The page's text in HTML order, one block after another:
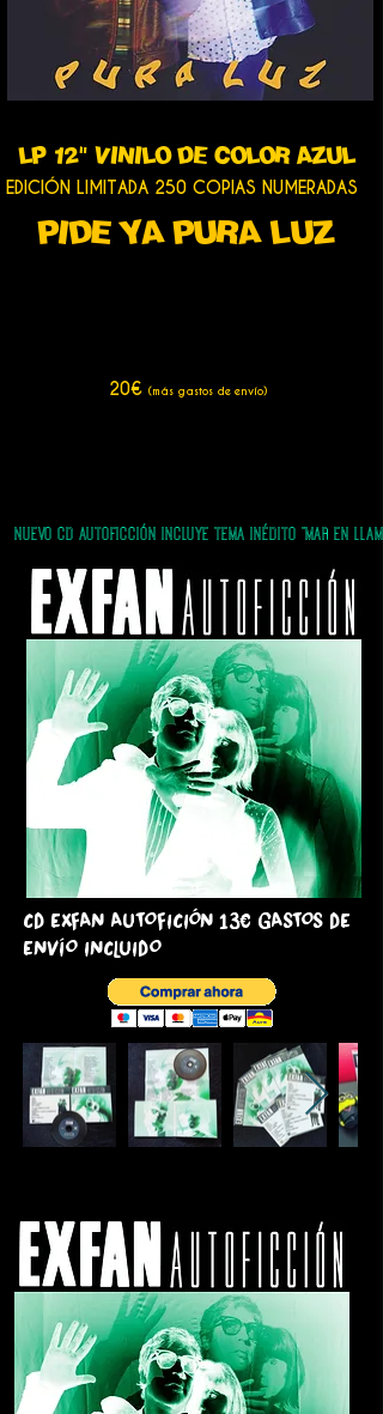
LP 12" VINILO DE COLOR AZUL
EDICIÓN LIMITADA 250 COPIAS NUMERADAS
PIDE YA PURA LUZ
20€ (más gastos de envío)
NUEVO CD AUTOFICCIÓN INCLUYE TEMA INÉDITO "MAR EN
CD EXFAN AUTOFICIÓN 13€ GASTOS DE
ENVÍO INCLUIDO